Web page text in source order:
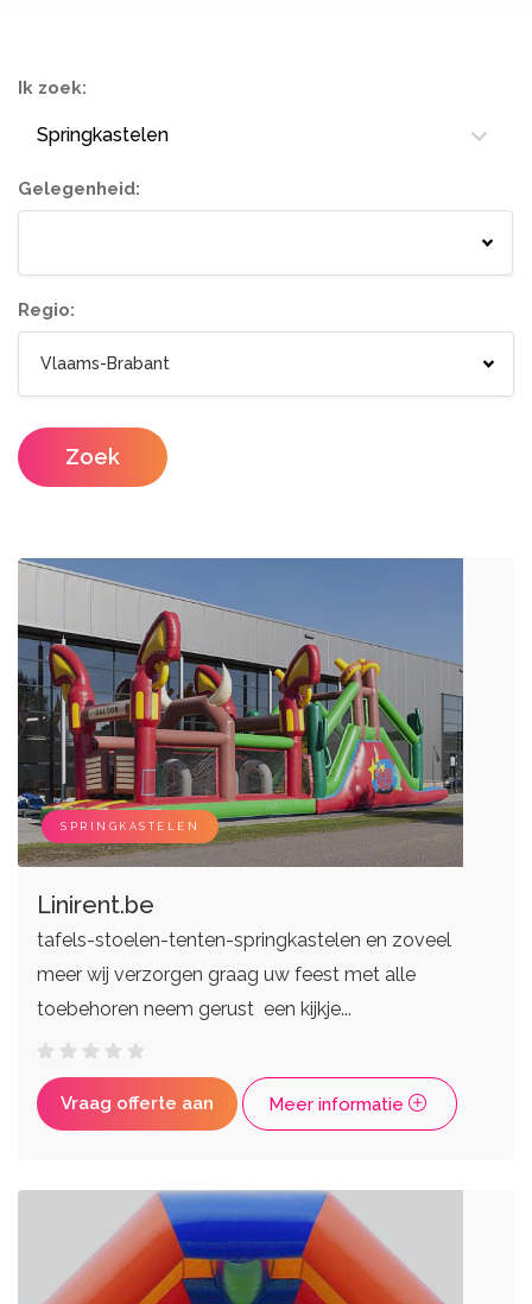
Ik zoek:
Springkastelen
Tenten
Wc wagen
Lichtletters
Make-up artist
Haarstylisten
Photobooths
Videografie
Vergaderzalen
Seminarieruimte
DJ's
Zangers
Live bands
Eventplanners
Weddingplanners
Ceremoniemeesters
Gelegenheid:
Regio:
Zoek
SPRINGKASTELEN
Linirent.be
tafels-stoelen-tenten-springkastelen en zoveel
meer wij verzorgen graag uw feest met alle
toebehoren neem gerust een kijkje...
Vraag offerte aan Meer informatie